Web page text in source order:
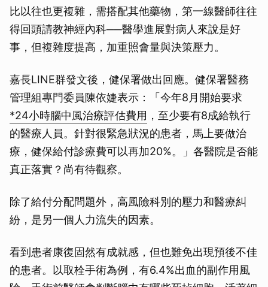
比以往也更複雜，需搭配其他藥物，第一線醫師往往
得回頭請教神經內科──醫學進展對病人來說是好
事，但複雜度提高，加重照會量與決策壓力。
嘉長LINE群發文後，健保署做出回應。健保署醫務
管理組專門委員陳依婕表示：「今年8月開始要求
*24小時腦中風治療評估費用 ，至少要有8成給執行
的醫療人員。針對很緊急狀況的患者，馬上要做治
療，健保給付診療費可以再加20%。」各醫院是否能
真正落實？尚有待觀察。
除了給付分配問題外，高風險科別的壓力和醫療糾
紛，是另一個人力流失的因素。
看到患者康復固然有成就感，但也難免出現預後不佳
的患者。以取栓手術為例，有6.4%出血的副作用風